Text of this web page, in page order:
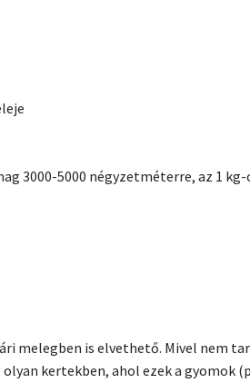
3000-5000 négyzetméterre, az 1
melegben is elvethető. Mivel nem
kertekben, ahol ezek a gyomok